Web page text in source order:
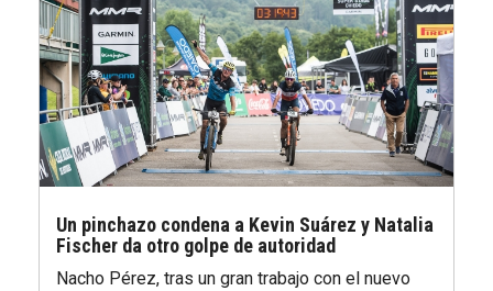
Un pinchazo condena a Kevin Suárez y Natalia
Fischer da otro golpe de autoridad
Nacho Pérez, tras un gran trabajo con el nuevo